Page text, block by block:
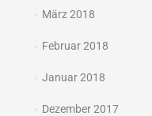
März 2018
Februar 2018
Januar 2018
Dezember 2017